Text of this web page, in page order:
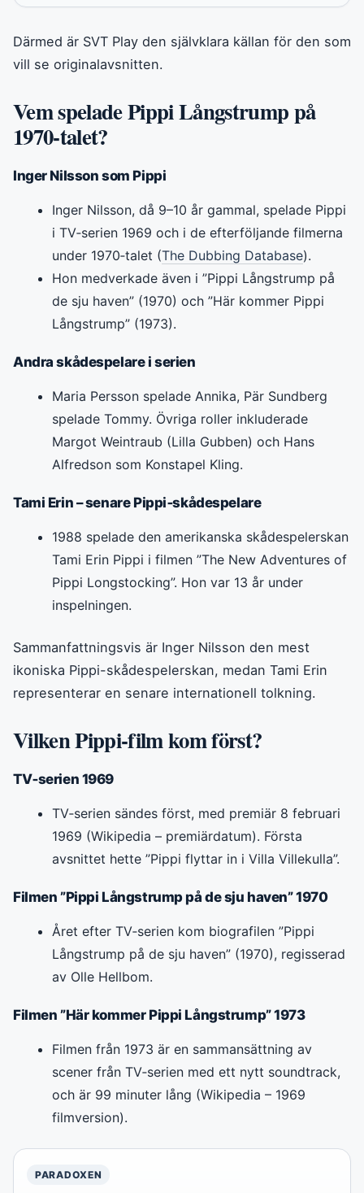
Därmed är SVT Play den självklara källan för den som
vill se originalavsnitten.
Vem spelade Pippi Långstrump på
1970‑talet?
Inger Nilsson som Pippi
Inger Nilsson, då 9–10 år gammal, spelade Pippi
i TV‑serien 1969 och i de efterföljande filmerna
under 1970‑talet (The Dubbing Database).
Hon medverkade även i ”Pippi Långstrump på
de sju haven” (1970) och ”Här kommer Pippi
Långstrump” (1973).
Andra skådespelare i serien
Maria Persson spelade Annika, Pär Sundberg
spelade Tommy. Övriga roller inkluderade
Margot Weintraub (Lilla Gubben) och Hans
Alfredson som Konstapel Kling.
Tami Erin – senare Pippi‑skådespelare
1988 spelade den amerikanska skådespelerskan
Tami Erin Pippi i filmen ”The New Adventures of
Pippi Longstocking”. Hon var 13 år under
inspelningen.
Sammanfattningsvis är Inger Nilsson den mest
ikoniska Pippi-skådespelerskan, medan Tami Erin
representerar en senare internationell tolkning.
Vilken Pippi‑film kom först?
TV‑serien 1969
TV‑serien sändes först, med premiär 8 februari
1969 (Wikipedia – premiärdatum). Första
avsnittet hette ”Pippi flyttar in i Villa Villekulla”.
Filmen ”Pippi Långstrump på de sju haven” 1970
Året efter TV‑serien kom biografilen ”Pippi
Långstrump på de sju haven” (1970), regisserad
av Olle Hellbom.
Filmen ”Här kommer Pippi Långstrump” 1973
Filmen från 1973 är en sammansättning av
scener från TV‑serien med ett nytt soundtrack,
och är 99 minuter lång (Wikipedia – 1969
filmversion).
PARADOXEN